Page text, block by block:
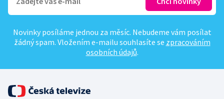
Novinky posíláme jednou za měsíc. Nebudeme vám posílat
žádný spam. Vložením e-mailu souhlasíte se zpracováním
osobních údajů.